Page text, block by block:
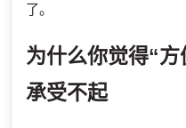
了。
为什么你觉得“
承受不起